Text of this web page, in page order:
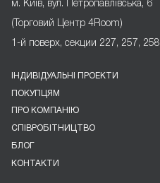
м. Київ, вул. Петропавлівська, 6
(Торговий Центр 4Room)
1-й поверх, секции 227, 257, 258
ІНДИВІДУАЛЬНІ ПРОЕКТИ
ПОКУПЦЯМ
ПРО КОМПАНІЮ
СПІВРОБІТНИЦТВО
БЛОГ
КОНТАКТИ